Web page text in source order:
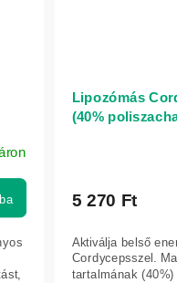
Lipozómás
(40%
5 270 Ft
Aktiválja belső
Cordycepsszel.
tartalmának